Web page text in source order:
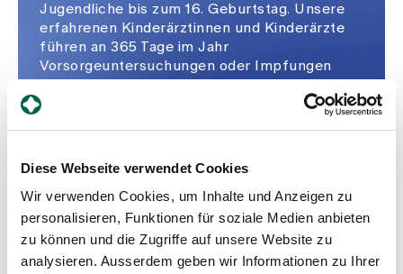
Diese Webseite verwendet Cookies
Wir verwenden Cookies, um Inhalte und Anzeigen zu
personalisieren, Funktionen für soziale Medien anbieten
zu können und die Zugriffe auf unsere Website zu
analysieren. Ausserdem geben wir Informationen zu Ihrer
Jugendliche bis zum 16. Geburtstag. Unsere
erfahrenen Kinderärztinnen und Kinderärzte
führen an 365 Tage im Jahr
Vorsorgeuntersuchungen oder Impfungen
Neue Familien sind herzlich willkommen.